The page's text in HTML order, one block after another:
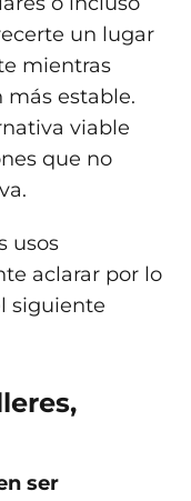
un lugar
mientras
más estable.
viable
que no
usos
aclarar por lo
siguiente
ser